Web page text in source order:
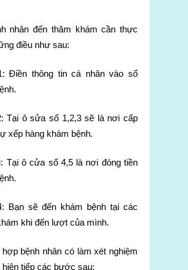
nhân đến thăm khám cần thực
điều như sau:
Điền thông tin cá nhân vào sổ
Tại ô sửa số 1,2,3 sẽ là nơi cấp
xếp hàng khám bệnh.
Tại ô cửa số 4,5 là nơi đóng tiền
Bạn sẽ đến khám bệnh tại các
khi đến lượt của mình.
bệnh nhân có làm xét nghiệm
tiếp các bước sau: